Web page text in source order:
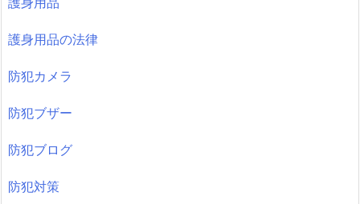
護身用品の法律
防犯カメラ
防犯ブザー
防犯ブログ
防犯対策